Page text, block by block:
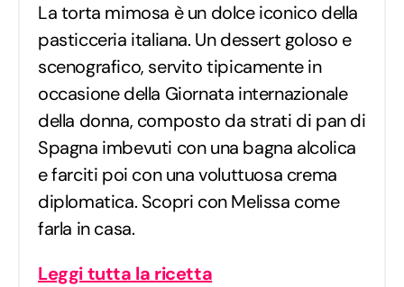
La torta mimosa è un dolce iconico della
pasticceria italiana. Un dessert goloso e
scenografico, servito tipicamente in
occasione della Giornata internazionale
della donna, composto da strati di pan di
Spagna imbevuti con una bagna alcolica
e farciti poi con una voluttuosa crema
diplomatica. Scopri con Melissa come
farla in casa.
Leggi tutta la ricetta